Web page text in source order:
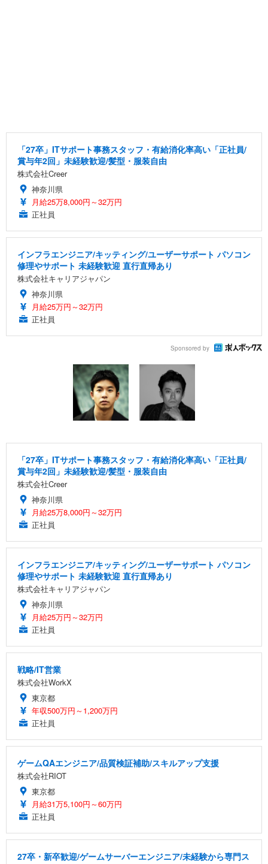
「27卒」ITサポート事務スタッフ・有給消化率高い「正社員/
賞与年2回」未経験歓迎/髪型・服装自由
株式会社Creer
神奈川県
月給25万8,000円～32万円
正社員
インフラエンジニア/キッティング/ユーザーサポート パソコン
修理やサポート 未経験歓迎 直行直帰あり
株式会社キャリアジャパン
神奈川県
月給25万円～32万円
正社員
Sponsored by
「27卒」ITサポート事務スタッフ・有給消化率高い「正社員/
賞与年2回」未経験歓迎/髪型・服装自由
株式会社Creer
神奈川県
月給25万8,000円～32万円
正社員
インフラエンジニア/キッティング/ユーザーサポート パソコン
修理やサポート 未経験歓迎 直行直帰あり
株式会社キャリアジャパン
神奈川県
月給25万円～32万円
正社員
戦略/IT営業
株式会社WorkX
東京都
年収500万円～1,200万円
正社員
ゲームQAエンジニア/品質検証補助/スキルアップ支援
株式会社RIOT
東京都
月給31万5,100円～60万円
正社員
27卒・新卒歓迎/ゲームサーバーエンジニア/未経験から専門ス